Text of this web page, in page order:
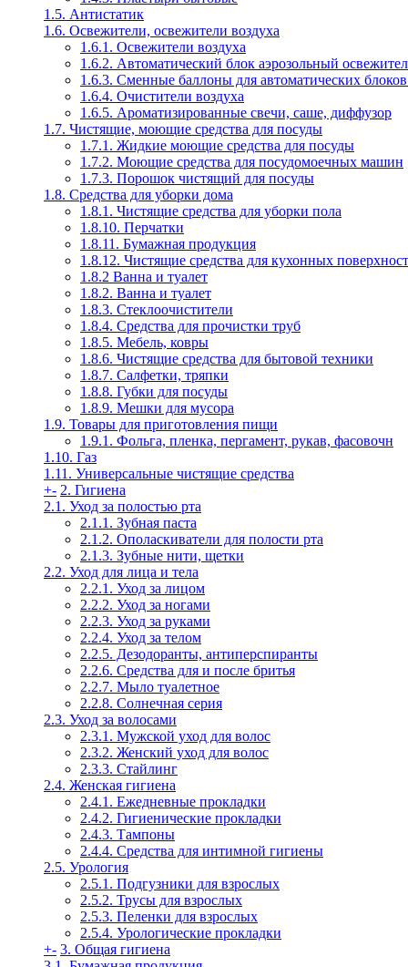
1.5. Антистатик
1.6. Освежители, освежители воздуха
1.6.1. Освежители воздуха
1.6.2. Автоматический блок аэрозольный
1.6.3. Сменные баллоны для автоматических
1.6.4. Очистители воздуха
1.6.5. Ароматизированные свечи, саше, диффузор
1.7. Чистящие, моющие средства для посуды
1.7.1. Жидкие моющие средства для посуды
1.7.2. Моющие средства для посудомоечных машин
1.7.3. Порошок чистящий для посуды
1.8. Средства для уборки дома
1.8.1. Чистящие средства для уборки пола
1.8.10. Перчатки
1.8.11. Бумажная продукция
1.8.12. Чистящие средства для кухонных
1.8.2 Ванна и туалет
1.8.2. Ванна и туалет
1.8.3. Стеклоочистители
1.8.4. Средства для прочистки труб
1.8.5. Мебель, ковры
1.8.6. Чистящие средства для бытовой техники
1.8.7. Салфетки, тряпки
1.8.8. Губки для посуды
1.8.9. Мешки для мусора
1.9. Товары для приготовления пищи
1.9.1. Фольга, пленка, пергамент, рукав, фасовочн
1.10. Газ
1.11. Универсальные чистящие средства
+- 2. Гигиена
2.1. Уход за полостью рта
2.1.1. Зубная паста
2.1.2. Ополаскиватели для полости рта
2.1.3. Зубные нити, щетки
2.2. Уход для лица и тела
2.2.1. Уход за лицом
2.2.2. Уход за ногами
2.2.3. Уход за руками
2.2.4. Уход за телом
2.2.5. Дезодоранты, антиперспиранты
2.2.6. Средства для и после бритья
2.2.7. Мыло туалетное
2.2.8. Солнечная серия
2.3. Уход за волосами
2.3.1. Мужской уход для волос
2.3.2. Женский уход для волос
2.3.3. Стайлинг
2.4. Женская гигиена
2.4.1. Ежедневные прокладки
2.4.2. Гигиенические прокладки
2.4.3. Тампоны
2.4.4. Средства для интимной гигиены
2.5. Урология
2.5.1. Подгузники для взрослых
2.5.2. Трусы для взрослых
2.5.3. Пеленки для взрослых
2.5.4. Урологические прокладки
+- 3. Общая гигиена